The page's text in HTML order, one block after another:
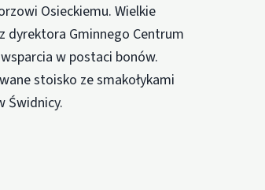
Osieckiemu. Wielkie
dyrektora Gminnego Centrum
w postaci bonów.
stoisko ze smakołykami
Świdnicy.